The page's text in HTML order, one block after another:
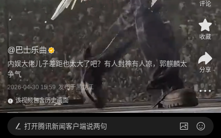
@ 巴士乐曲
内娱大佬儿子差距也太大了吧？有人封神有人凉，郭麒麟太
争气
2026-04-30 15:59 发布于黑龙江
该视频包含历史画面
评论
收藏
分享
打开腾讯新闻客户端说两句